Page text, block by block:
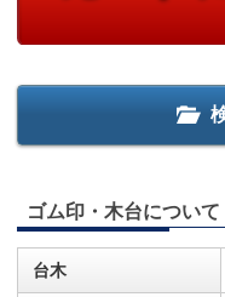
ゴム印・木台について
台木